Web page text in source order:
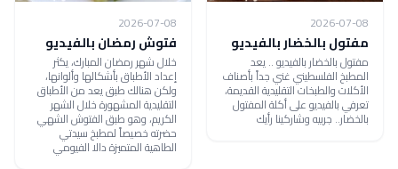
2026-07-08
مفتول بالخضار بالفيديو
مفتول بالخضار بالفيديو .. يعد
المطبخ الفلسطيني غني جداً بأصناف
الأكلات والطبخات التقليدية القديمة،
تعرفي بالفيديو على أكلة المفتول
بالخضار.. جربيه وشاركينا رأيك
2026-07-08
فتوش رمضان بالفيديو
خلال شهر رمضان المبارك، يكثر
إعداد الأطباق بأشكالها وألوانها،
ولكن هنالك طبق يعد من الأطباق
التقليدية المشهورة خلال الشهر
الكريم، وهو طبق الفتوش الشهي
حضرته خصيصاً لمطبخ سيدتي
الطاهية المتميزة دالا الفيومي